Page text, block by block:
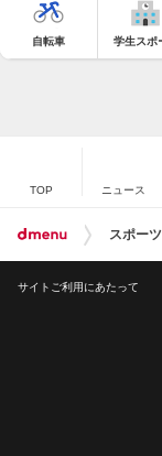
自転車 学生スポ
TOP ニュース
スポーツ
サイトご利用にあたって